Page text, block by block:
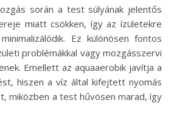
során a test súlyának jelentős
miatt csökken, így az ízületekre
Ez különösen fontos
problémákkal vagy mozgásszervi
Emellett az aquaaerobik javítja a
hiszen a víz által kifejtett nyomás
miközben a test hűvösen marad, így